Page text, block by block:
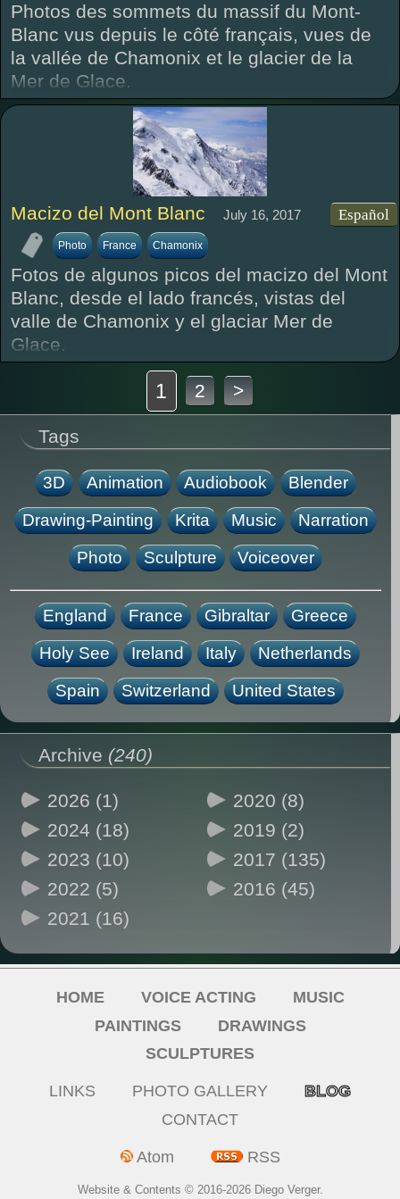
Photos des sommets du massif du Mont-
Blanc vus depuis le côté français, vues de
la vallée de Chamonix et le glacier de la
Mer de Glace.
Macizo del Mont Blanc July 16, 2017 Español
Photo France Chamonix
Fotos de algunos picos del macizo del Mont
Blanc, desde el lado francés, vistas del
valle de Chamonix y el glaciar Mer de
Glace.
1 2 >
Tags
3D Animation Audiobook
Blender
Drawing-Painting
Krita Music
Narration
Photo
Sculpture Voiceover
England France Gibraltar
Greece
Holy See
Ireland Italy
Netherlands
Spain
Switzerland United States
Archive (240)
2026 (1)
2024 (18)
2023 (10)
2022 (5)
2021 (16)
2020 (8)
2019 (2)
2017 (135)
2016 (45)
HOME VOICE ACTING
MUSIC
PAINTINGS
DRAWINGS
SCULPTURES
LINKS PHOTO GALLERY
BLOG
CONTACT
Atom RSS
Website & Contents © 2016-2026 Diego Verger.